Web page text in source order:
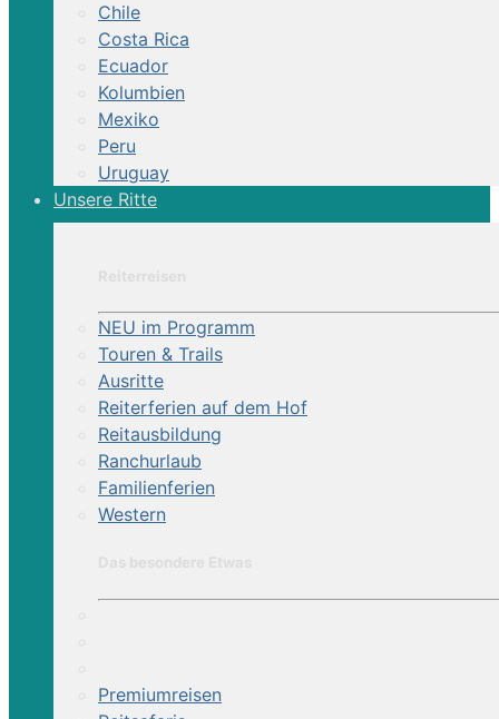
Chile
Costa Rica
Ecuador
Kolumbien
Mexiko
Peru
Uruguay
Unsere Ritte
NEU im Programm
Touren & Trails
Ausritte
Reiterferien auf dem Hof
Reitausbildung
Ranchurlaub
Familienferien
Western
Premiumreisen